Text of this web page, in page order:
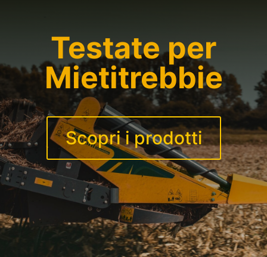
Testate per
Mietitrebbie
Scopri i prodotti